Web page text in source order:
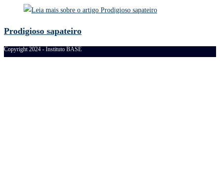
Prodigioso sapateiro
Copyright 2024 - Instituto BASE